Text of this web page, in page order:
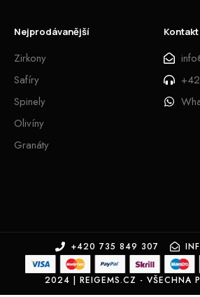
Nejprodávanější
Zirkony
Safíry
Spinely
Olivíny
Granáty
Kontakt
+420 735 849 307
2024 | REIGEMS.CZ - VŠECHNA